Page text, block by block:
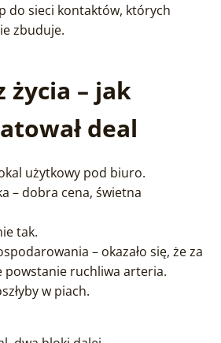
do sieci kontaktów, których
zbuduje.
życia – jak
deal
użytkowy pod biuro.
– dobra cena, świetna
tak.
– okazało się, że za
powstanie ruchliwa arteria.
w piach.